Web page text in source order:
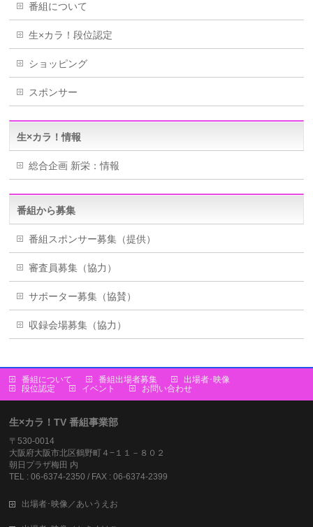
番組について
生×カラ！段位認定
ショッピング
スポンサー
生×カラ！情報
総合企画 新栄：情報
番組から募集
番組スポンサー募集（提供）
審査員募集（協力）
サポーター募集（協賛）
収録会場募集（協力）
番組について 番組出場者募集
出場者･映像
段位認定
イベント お問い合わせ
生×カラ！TV 番組事業部
〒530-0014
大阪府大阪市北区鶴野町４−１１－８０２
朝日プラザ梅田 内
TEL : 06-6374-2350 / FAX : 06-6374-2399
出場者･映像／あいうえお